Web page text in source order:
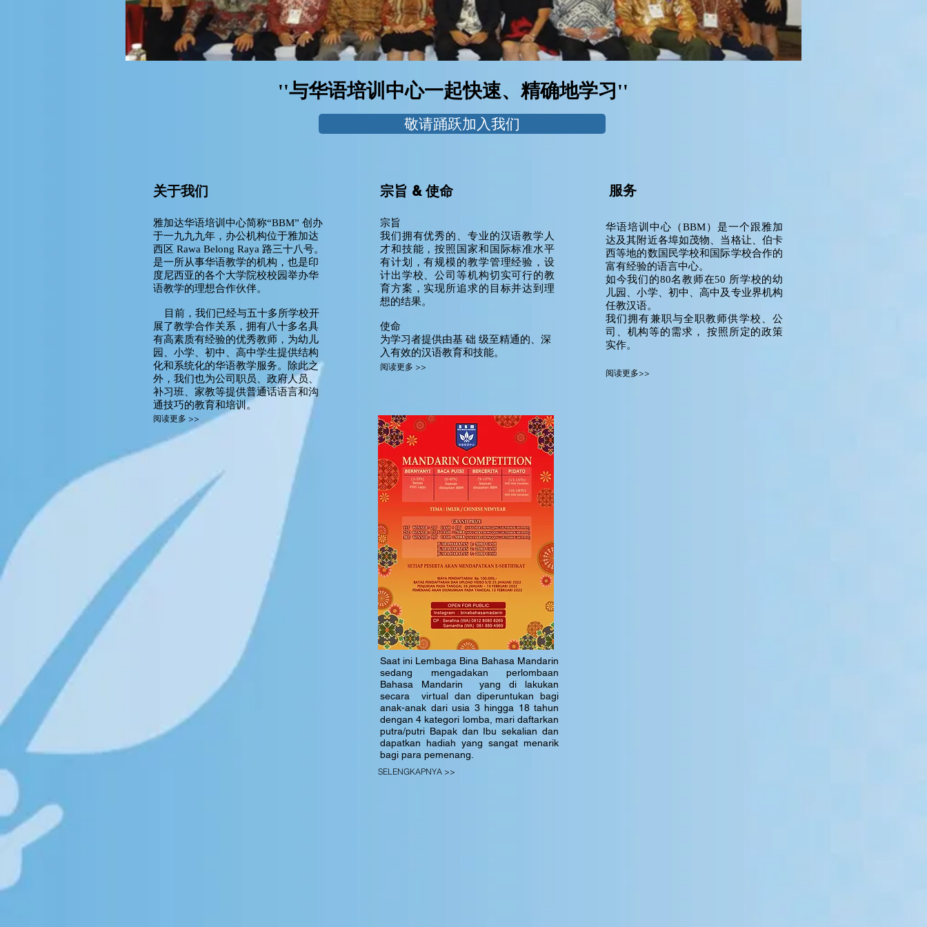
''与华语培训中心一起快速、精确地学习''
敬请踊跃加入我们
关于我们
雅加达华语培训中心简称“BBM” 创办
于一九九九年，办公机构位于雅加达
西区 Rawa Belong Raya 路三十八号。
是一所从事华语教学的机构，也是印
度尼西亚的各个大学院校校园举办华
语教学的理想合作伙伴。
目前，我们已经与五十多所学校开
展了教学合作关系，拥有八十多名具
有高素质有经验的优秀教师，为幼儿
园、小学、初中、高中学生提供结构
化和系统化的华语教学服务。除此之
外，我们也为公司职员、政府人员、
补习班、家教等提供普通话语言和沟
通技巧的教育和培训。
阅读更多 >>
宗旨 & 使命
宗旨
我们拥有优秀的、专业的汉语教学人
才和技能，按照国家和国际标准水平
有计划，有规模的教学管理经验，设
计出学校、公司等机构切实可行的教
育方案，实现所追求的目标并达到理
想的结果。
使命
为学习者提供由基 础 级至精通的、深
入有效的汉语教育和技能。
阅读更多 >>
Saat ini Lembaga Bina Bahasa Mandarin
sedang mengadakan perlombaan
Bahasa Mandarin yang di lakukan
secara virtual dan diperuntukan bagi
anak-anak dari usia 3 hingga 18 tahun
dengan 4 kategori lomba, mari daftarkan
putra/putri Bapak dan Ibu sekalian dan
dapatkan hadiah yang sangat menarik
bagi para pemenang.
SELENGKAPNYA >>
服务
华语培训中心（BBM）是一个跟雅加
达及其附近各埠如茂物、当格让、伯卡
西等地的数国民学校和国际学校合作的
富有经验的语言中心。
如今我们的80名教师在50 所学校的幼
儿园、小学、初中、高中及专业界机构
任教汉语。
我们拥有兼职与全职教师供学校、公
司、机构等的需求， 按照所定的政策
实作。
阅读更多>>